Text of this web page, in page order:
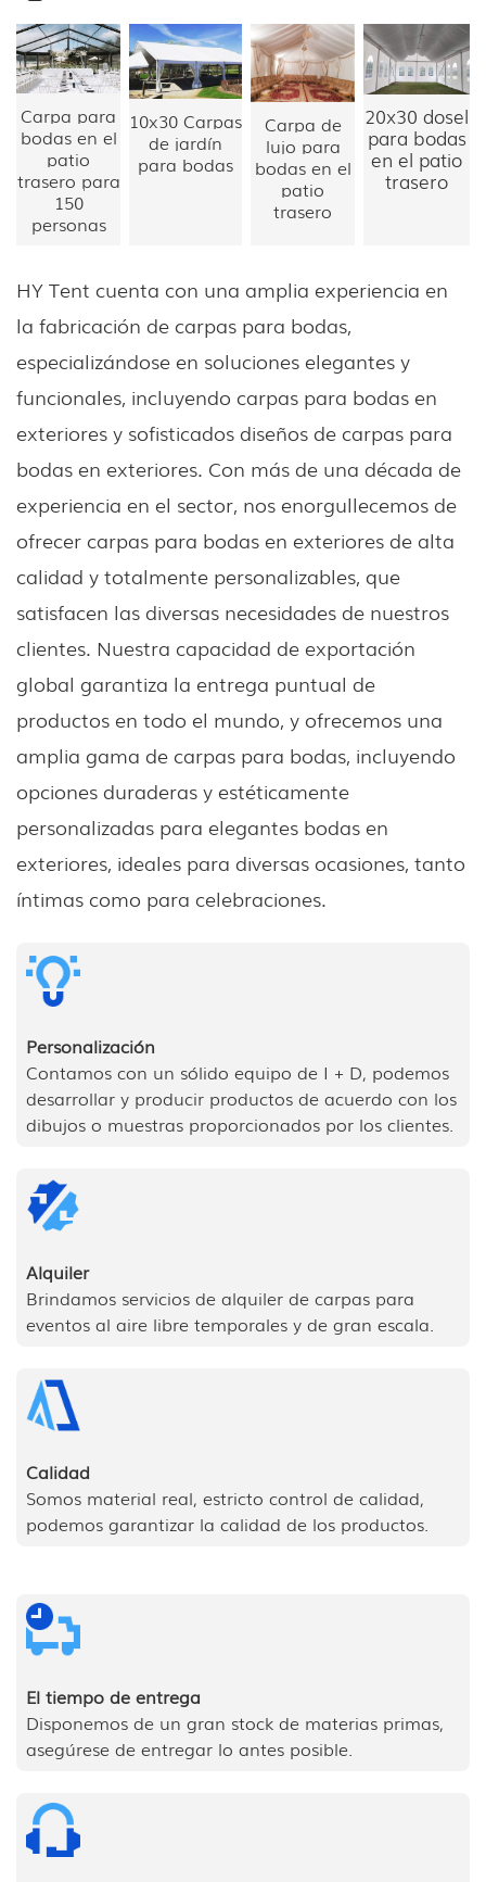
Carpa para
bodas en el
patio
trasero para
150
personas
10x30 Carpas
de jardín
para bodas
Carpa de
lujo para
bodas en el
patio
trasero
20x30 dosel
para bodas
en el patio
trasero
HY Tent cuenta con una amplia experiencia en
la fabricación de carpas para bodas,
especializándose en soluciones elegantes y
funcionales, incluyendo carpas para bodas en
exteriores y sofisticados diseños de carpas para
bodas en exteriores. Con más de una década de
experiencia en el sector, nos enorgullecemos de
ofrecer carpas para bodas en exteriores de alta
calidad y totalmente personalizables, que
satisfacen las diversas necesidades de nuestros
clientes. Nuestra capacidad de exportación
global garantiza la entrega puntual de
productos en todo el mundo, y ofrecemos una
amplia gama de carpas para bodas, incluyendo
opciones duraderas y estéticamente
personalizadas para elegantes bodas en
exteriores, ideales para diversas ocasiones, tanto
íntimas como para celebraciones.
Personalización
Contamos con un sólido equipo de I + D, podemos
desarrollar y producir productos de acuerdo con los
dibujos o muestras proporcionados por los clientes.
Alquiler
Brindamos servicios de alquiler de carpas para
eventos al aire libre temporales y de gran escala.
Calidad
Somos material real, estricto control de calidad,
podemos garantizar la calidad de los productos.
El tiempo de entrega
Disponemos de un gran stock de materias primas,
asegúrese de entregar lo antes posible.